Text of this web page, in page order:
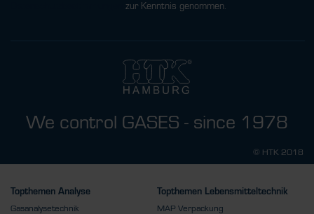
zur Kenntnis genommen.
We control GASES - since 1978
© HTK 2018
Topthemen Analyse
Gasanalysetechnik
Topthemen Lebensmitteltechnik
MAP Verpackung